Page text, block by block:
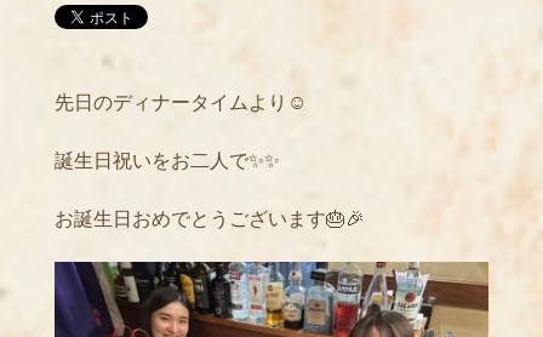
先日のディナータイムより☺️
誕生日祝いをお二人で✨✨
お誕生日おめでとうございます🎂🎉